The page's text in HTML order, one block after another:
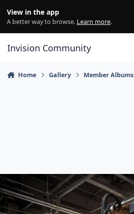
View in the app
A better way to browse. Learn more.
Invision Community
Home Gallery Member Albums